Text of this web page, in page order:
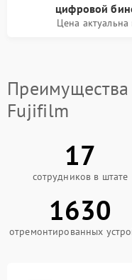
цифровой
Цена
Преимущества
Fujifilm
17
сотрудников в штате
1630
отремонтированных